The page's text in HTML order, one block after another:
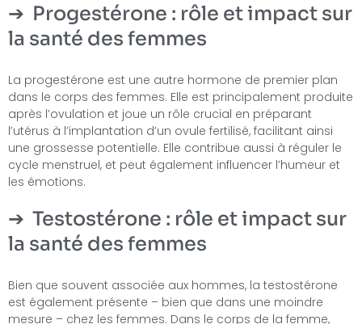
Progestérone : rôle et impact sur
la santé des femmes
La progestérone est une autre hormone de premier plan
dans le corps des femmes. Elle est principalement produite
après l’ovulation et joue un rôle crucial en préparant
l’utérus à l’implantation d’un ovule fertilisé, facilitant ainsi
une grossesse potentielle. Elle contribue aussi à réguler le
cycle menstruel, et peut également influencer l’humeur et
les émotions.
Testostérone : rôle et impact sur
la santé des femmes
Bien que souvent associée aux hommes, la testostérone
est également présente – bien que dans une moindre
mesure – chez les femmes. Dans le corps de la femme,